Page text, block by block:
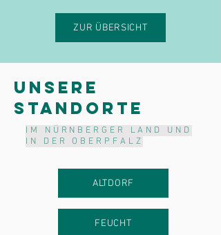
ZUR ÜBERSICHT
UNSERE
STANDORTE
IM NÜRNBERGER LAND UND
IN DER OBERPFALZ
ALTDORF
FEUCHT